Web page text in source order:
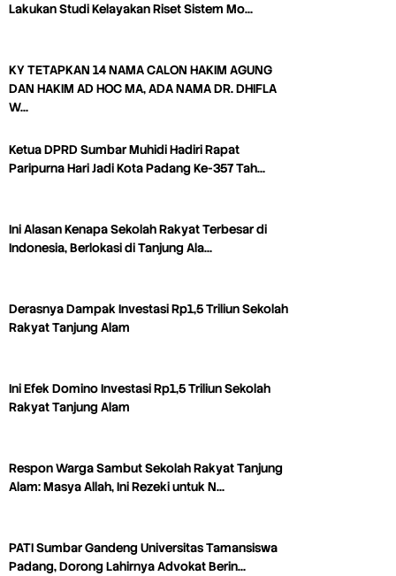
Lakukan Studi Kelayakan Riset Sistem Mo…
KY TETAPKAN 14 NAMA CALON HAKIM AGUNG
DAN HAKIM AD HOC MA, ADA NAMA DR. DHIFLA
W…
Ketua DPRD Sumbar Muhidi Hadiri Rapat
Paripurna Hari Jadi Kota Padang Ke-357 Tah…
Ini Alasan Kenapa Sekolah Rakyat Terbesar di
Indonesia, Berlokasi di Tanjung Ala…
Derasnya Dampak Investasi Rp1,5 Triliun Sekolah
Rakyat Tanjung Alam
Ini Efek Domino Investasi Rp1,5 Triliun Sekolah
Rakyat Tanjung Alam
Respon Warga Sambut Sekolah Rakyat Tanjung
Alam: Masya Allah, Ini Rezeki untuk N…
PATI Sumbar Gandeng Universitas Tamansiswa
Padang, Dorong Lahirnya Advokat Berin…